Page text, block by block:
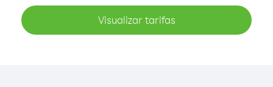
Visualizar tarifas